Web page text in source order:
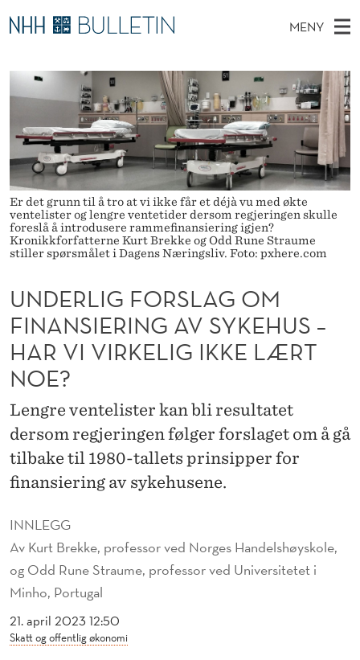
U
N
D
E
R
L
G
F
R
S
L
A
G
O
M
F
N
N
MENY
O
V
D
M
E
N
Y
Ø
I
T
E
D
E
T
Stipendiater og nye forskerprofiler
Disputaser
Ekspertutvalg
Om Bulletin
Er det grunn til å tro at vi ikke får et déjà vu med økte
ventelister og lengre ventetider dersom regjeringen skulle
foreslå å introdusere rammefinansiering igjen?
Kronikkforfatterne Kurt Brekke og Odd Rune Straume
stiller spørsmålet i Dagens Næringsliv. Foto: pxhere.com
INNLEGG
Av Kurt Brekke, professor ved Norges Handelshøyskole,
og Odd Rune Straume, professor ved Universitetet i
Minho, Portugal
21. april 2023 12:50
Skatt og offentlig økonomi
UNDERLIG FORSLAG OM
FINANSIERING AV SYKEHUS –
HAR VI VIRKELIG IKKE LÆRT
NOE?
Lengre ventelister kan bli resultatet
dersom regjeringen følger forslaget om å gå
tilbake til 1980-tallets prinsipper for
finansiering av sykehusene.